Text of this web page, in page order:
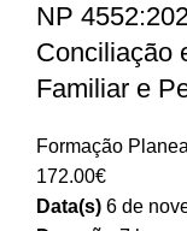
NP
Conciliação
Familiar e
Formação
172.00€
Data(s) 6 de